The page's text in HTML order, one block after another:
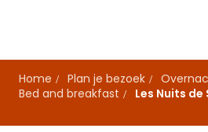
principal
Home
Plan je bezoek
Bed and breakfast
Les Nuits